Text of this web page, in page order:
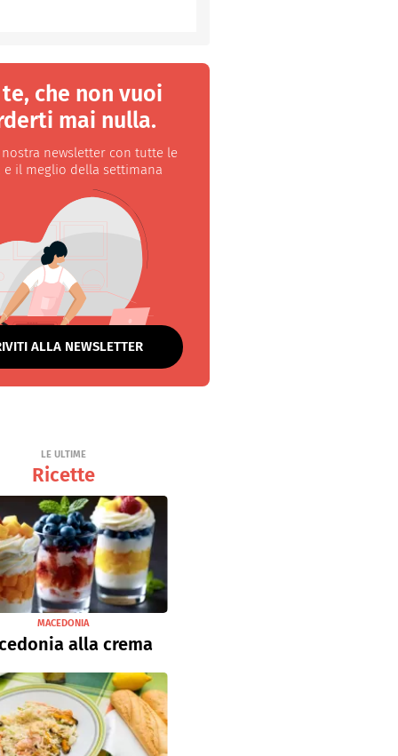
che non vuoi
mai nulla.
nostra newsletter con tutte le
e il meglio della settimana
ALLA NEWSLETTER
LE ULTIME
Ricette
MACEDONIA
alla crema